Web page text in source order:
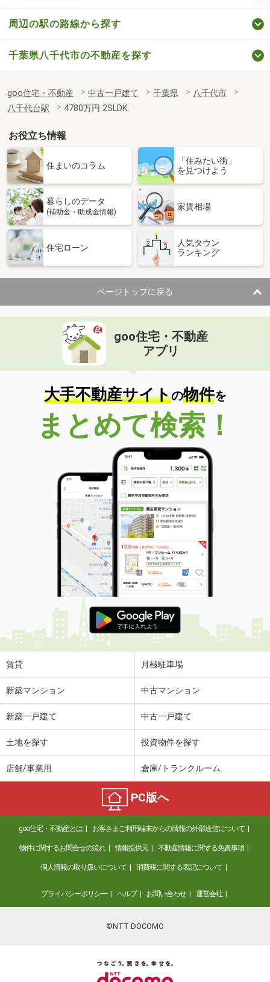
周辺の駅の路線から探す
千葉県八千代市の不動産を探す
goo住宅・不動産 中古一戸建て 千葉県
八千代市
八千代台駅
4780万円 2SLDK
お役立ち情報
住まいのコラム
「住みたい街」
を見つけよう
暮らしのデータ
(補助金・助成金情報)
家賃相場
住宅ローン
人気タウン
ランキング
ページトップに戻る
goo住宅・不動産
アプリ
大手不動産サイトの物件を
まとめて検索！
賃貸 月極駐車場
新築マンション 中古マンション
新築一戸建て 中古一戸建て
土地を探す 投資物件を探す
店舗/事業用 倉庫/トランクルーム
PC版へ
goo住宅・不動産とは お客さまご利用端末からの情報の外部送信について
物件に関するお問合せの流れ 情報提供元 不動産情報に関する免責事項
個人情報の取り扱いについて 消費税に関する表記について
プライバシーポリシー ヘルプ お問い合わせ 運営会社
©NTT DOCOMO